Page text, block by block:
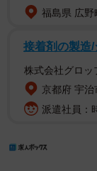
福島県 広野
接着剤の製造
株式会社グロッ
京都府 宇治
派遣社員：